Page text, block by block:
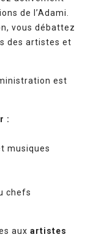
de l’Adami.
vous débattez
des artistes et
est
:
musiques
chefs
aux artistes